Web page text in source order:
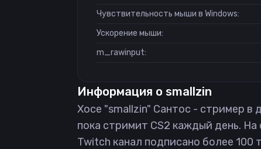
Чувствительность мыши в Windows:
Ускорение мыши:
m_rawinput:
Информация о smallzin
Хосе "smallzin" Сантос - стример в
пока стримит CS2 каждый день. На
Twitch канал подписано более 100